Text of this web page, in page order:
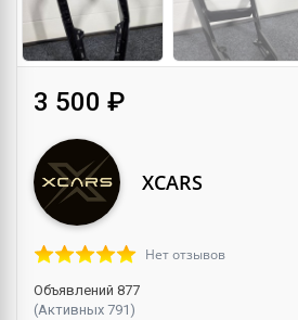
3 500 ₽
XCARS
Нет отзывов
Объявлений 877
(Активных 791)